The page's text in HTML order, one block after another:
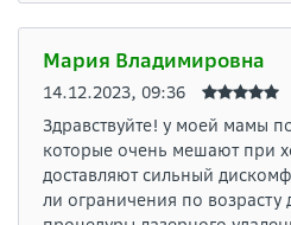
Мария Владимировна
14.12.2023, 09:36
Здравствуйте! у моей мамы
которые очень мешают при
доставляют сильный
ли ограничения по